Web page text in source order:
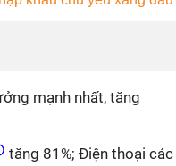
mạnh nhất, tăng
tăng 81%; Điện thoại các